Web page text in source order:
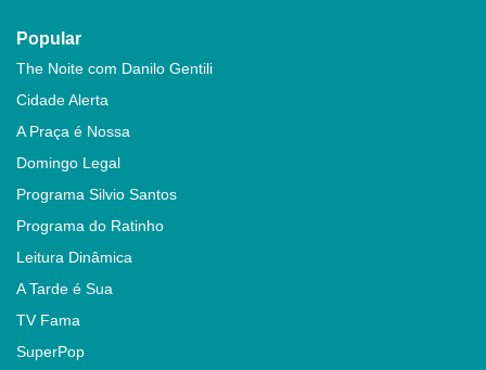
Popular
The Noite com Danilo Gentili
Cidade Alerta
A Praça é Nossa
Domingo Legal
Programa Silvio Santos
Programa do Ratinho
Leitura Dinâmica
A Tarde é Sua
TV Fama
SuperPop